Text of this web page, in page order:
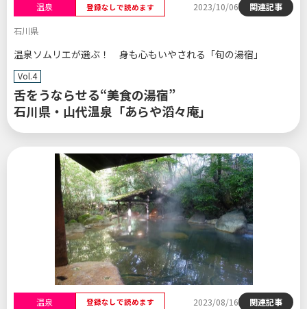
温泉 登録なしで読めます 2023/10/06
関連記事
石川県
温泉ソムリエが選ぶ！ 身も心もいやされる「旬の湯宿」
Vol.4
舌をうならせる“美食の湯宿”
石川県・山代温泉「あらや滔々庵」
温泉 登録なしで読めます 2023/08/16
関連記事